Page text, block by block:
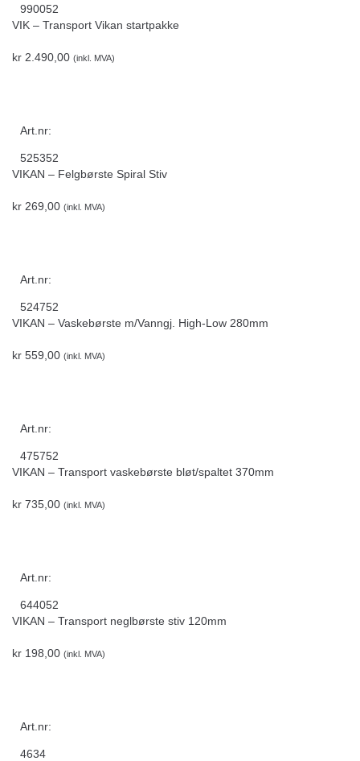
990052
VIK – Transport Vikan startpakke
kr 2.490,00 (inkl. MVA)
Art.nr:
525352
VIKAN – Felgbørste Spiral Stiv
kr 269,00 (inkl. MVA)
Art.nr:
524752
VIKAN – Vaskebørste m/Vanngj. High-Low 280mm
kr 559,00 (inkl. MVA)
Art.nr:
475752
VIKAN – Transport vaskebørste bløt/spaltet 370mm
kr 735,00 (inkl. MVA)
Art.nr:
644052
VIKAN – Transport neglbørste stiv 120mm
kr 198,00 (inkl. MVA)
Art.nr:
4634